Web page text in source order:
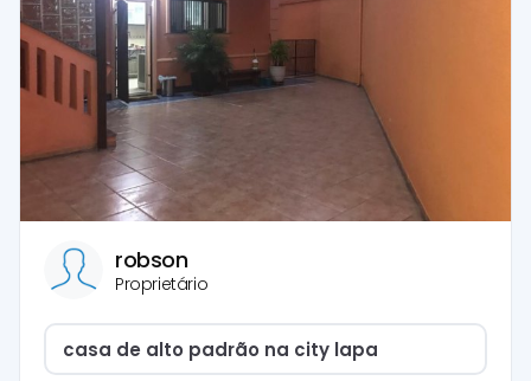
robson
Proprietário
casa de alto padrão na city lapa